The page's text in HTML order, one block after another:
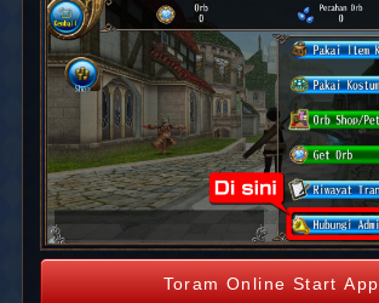
Toram Online Start App